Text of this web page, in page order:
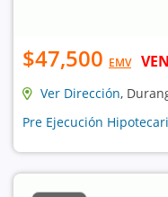
$47,500 EMV
Ver Dirección,
Pre Ejecución